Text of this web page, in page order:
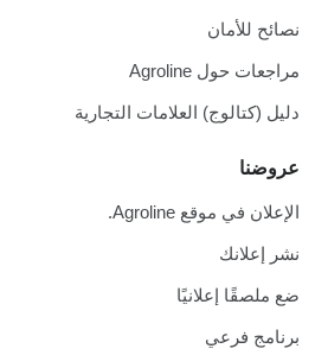
نصائح للأمان
مراجعات حول Agroline
دليل (كتالوج) العلامات التجارية
عروضنا
الإعلان في موقع Agroline.
نشر إعلانك
ضع ملصقًا إعلانيًا
برنامج فرعي